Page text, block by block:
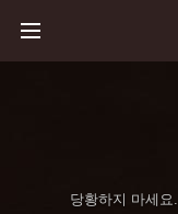
당황하지 마세요.